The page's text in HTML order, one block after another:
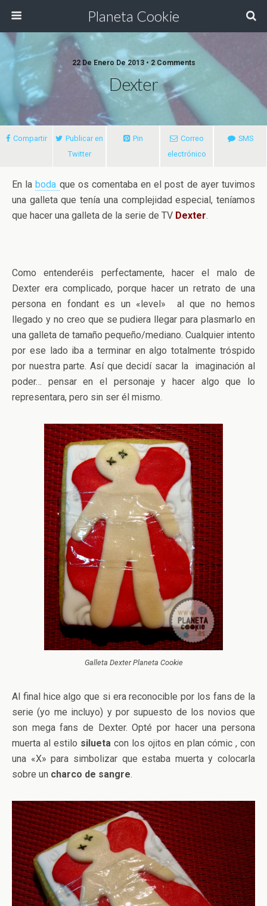
Planeta Cookie
22 De Enero De 2013 • 2 Comments
Dexter
Compartir
Publicar en
Twitter
Pin
Correo
electrónico
SMS
En laboda que os comentaba en el post de ayer tuvimos
una galleta que tenía una complejidad especial, teníamos
que hacer una galleta de la serie de TV Dexter.
Como entenderéis perfectamente, hacer el malo de
Dexter era complicado, porque hacer un retrato de una
persona en fondant es un «level» al que no hemos
llegado y no creo que se pudiera llegar para plasmarlo en
una galleta de tamaño pequeño/mediano. Cualquier intento
por ese lado iba a terminar en algo totalmente tróspido
por nuestra parte. Así que decidí sacar la imaginación al
poder… pensar en el personaje y hacer algo que lo
representara, pero sin ser él mismo.
Galleta Dexter Planeta Cookie
Al final hice algo que si era reconocible por los fans de la
serie (yo me incluyo) y por supuesto de los novios que
son mega fans de Dexter. Opté por hacer una persona
muerta al estilo silueta con los ojitos en plan cómic , con
una «X» para simbolizar que estaba muerta y colocarla
sobre un charco de sangre.